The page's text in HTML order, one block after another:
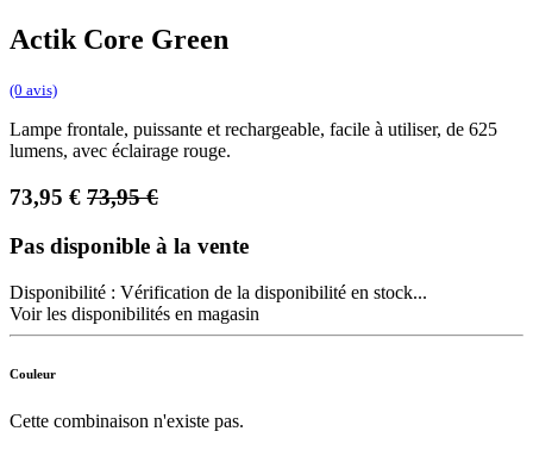
Actik Core Green
(0 avis)
Lampe frontale, puissante et rechargeable, facile à utiliser, de 625
lumens, avec éclairage rouge.
73,95 € 73,95€
Pas disponible à la vente
Disponibilité : Vérification de la disponibilité en stock...
Voir les disponibilités en magasin
Couleur
Cette combinaison n'existe pas.